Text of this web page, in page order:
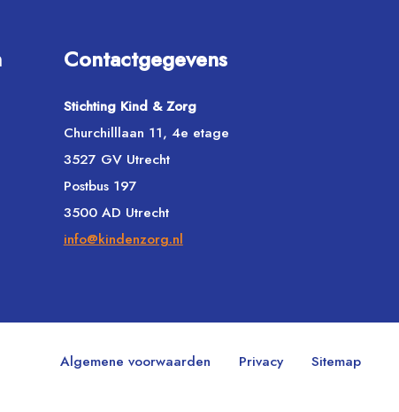
Contactgegevens
Stichting Kind & Zorg
Churchilllaan 11, 4e etage
3527 GV Utrecht
Postbus 197
3500 AD Utrecht
info@kindenzorg.nl
Algemene voorwaarden Privacy Sitemap